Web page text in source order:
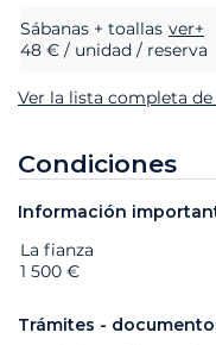
Sábanas + toallas ver+
48 € / unidad / reserva
Ver la lista completa de
Condiciones
Información
Extras Estado
La fianza
1 500 €
Trámites -